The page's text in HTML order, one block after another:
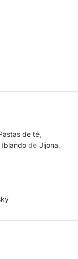
de té
(blando de Jijona